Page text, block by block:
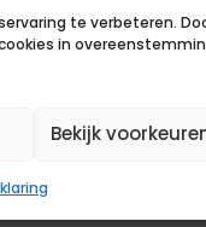
te verbeteren.
in
Bekijk